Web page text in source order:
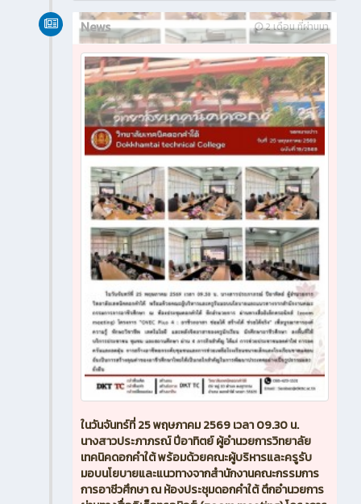
2 เดือน ที่ผ่านมา
News
ในวันจันทร์ที่ 25 พฤษภาคม 2569 เวลา 09.30 น.
นางสาวประภาภรณ์ ปีอาทิตย์ ผู้อำนวยการวิทยาลัย
เทคนิคดอกคำใต้ พร้อมด้วยคณะผู้บริหารและครูรับ
มอบนโยบายและแนวทางจากสำนักงานคณะกรรมการ
การอาชีวศึกษา ณ ห้องประชุมดอกคำใต้ ตึกอำนวยการ